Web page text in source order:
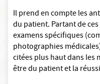
Il prend en compte les
du patient. Partant de
examens spécifiques
photographies
citées plus haut dans
être du patient et la